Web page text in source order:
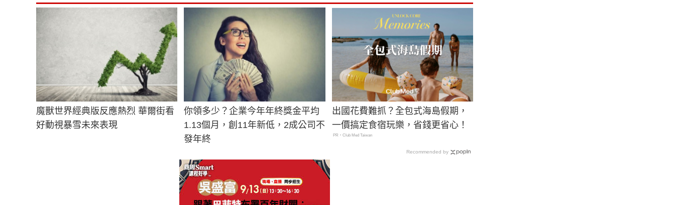
魔獸世界經典版反應熱烈 華爾街看
好動視暴雪未來表現
你領多少？企業今年年終獎金平均
1.13個月，創11年新低，2成公司不
發年終
出國花費難抓？全包式海島假期，
一價搞定食宿玩樂，省錢更省心！
PR・Club Med Taiwan
Recommended by